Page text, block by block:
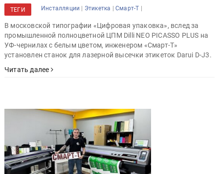
ТЕГИ Инсталляции | Этикетка |Смарт-Т |
В московской типографии «Цифровая упаковка», вслед за
промышленной полноцветной ЦПМ Dilli NEO PICASSO PLUS на
УФ-чернилах с белым цветом, инженером «Смарт-Т»
установлен станок для лазерной высечки этикеток Darui D-J3.
Читать далее